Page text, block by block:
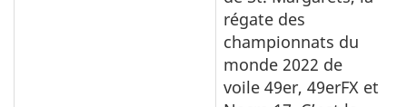
régate des
championnats du
monde 2022 de
voile 49er, 49erFX et